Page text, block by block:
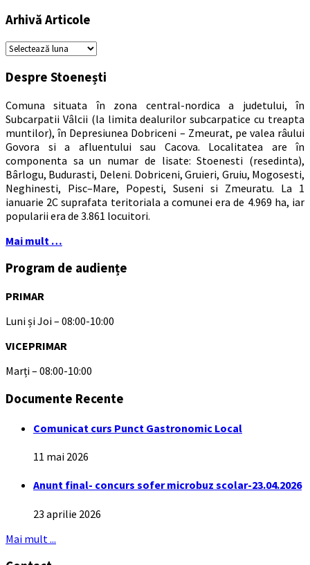
Arhivă Articole
Arhivă
Despre Stoenești
Comuna situata în zona central-nordica a judetului, în
Subcarpatii Vâlcii (la limita dealurilor subcarpatice cu treapta
muntilor), în Depresiunea Dobriceni – Zmeurat, pe valea râului
Govora si a afluentului sau Cacova. Localitatea are în
componenta sa un numar de lisate: Stoenesti (resedinta),
Bârlogu, Budurasti, Deleni. Dobriceni, Gruieri, Gruiu, Mogosesti,
Neghinesti, Pisc–Mare, Popesti, Suseni si Zmeuratu. La 1
ianuarie 2C suprafata teritoriala a comunei era de 4.969 ha, iar
popularii era de 3.861 locuitori.
Mai mult …
Program de audiențe
PRIMAR
Luni și Joi – 08:00-10:00
VICEPRIMAR
Marți – 08:00-10:00
Documente Recente
Comunicat curs Punct Gastronomic Local
11 mai 2026
Anunt final- concurs sofer microbuz scolar-23.04.2026
23 aprilie 2026
Mai mult ...